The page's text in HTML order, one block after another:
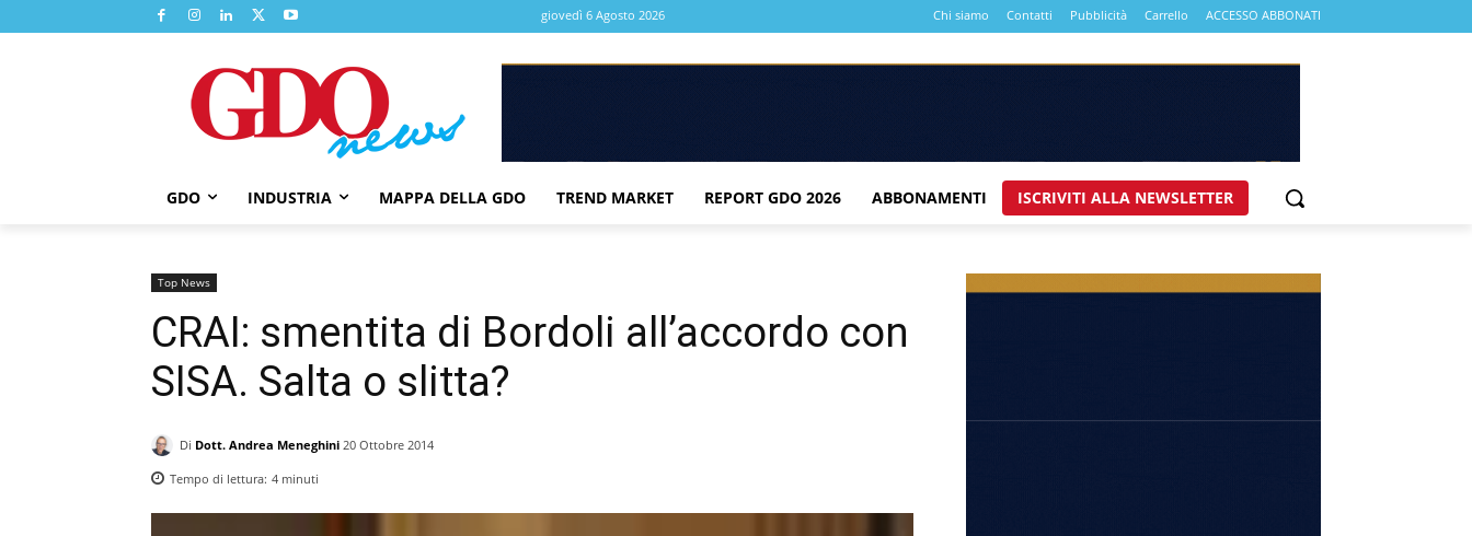
giovedì 6 Agosto 2026 Chi siamo Contatti Pubblicità Carrello ACCESSO ABBONATI
GDO INDUSTRIA MAPPA DELLA GDO TREND MARKET REPORT GDO 2026 ABBONAMENTI ISCRIVITI ALLA NEWSLETTER
Top News
CRAI: smentita di Bordoli all’accordo con
SISA. Salta o slitta?
Di Dott. Andrea Meneghini 20 Ottobre 2014
Tempo di lettura: 4 minuti